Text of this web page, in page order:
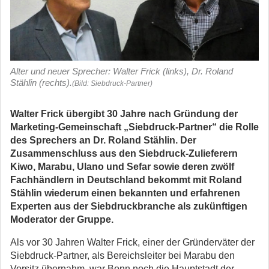
Alter und neuer Sprecher: Walter Frick (links), Dr. Roland
Stählin (rechts).(Bild: Siebdruck-Partner)
Walter Frick übergibt 30 Jahre nach Gründung der
Marketing-Gemeinschaft „Siebdruck-Partner“ die Rolle
des Sprechers an Dr. Roland Stählin. Der
Zusammenschluss aus den Siebdruck-Zulieferern
Kiwo, Marabu, Ulano und Sefar sowie deren zwölf
Fachhändlern in Deutschland bekommt mit Roland
Stählin wiederum einen bekannten und erfahrenen
Experten aus der Siebdruckbranche als zukünftigen
Moderator der Gruppe.
Als vor 30 Jahren Walter Frick, einer der Gründerväter der
Siebdruck-Partner, als Bereichsleiter bei Marabu den